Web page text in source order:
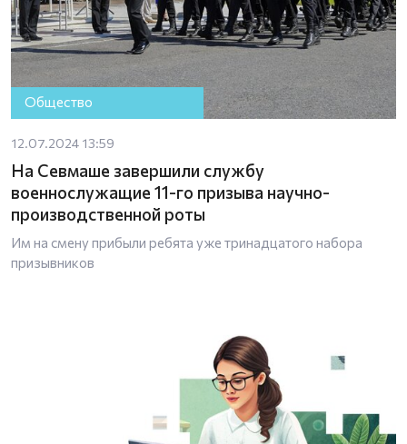
Общество
12.07.2024 13:59
На Севмаше завершили службу
военнослужащие 11-го призыва научно-
производственной роты
Им на смену прибыли ребята уже тринадцатого набора
призывников